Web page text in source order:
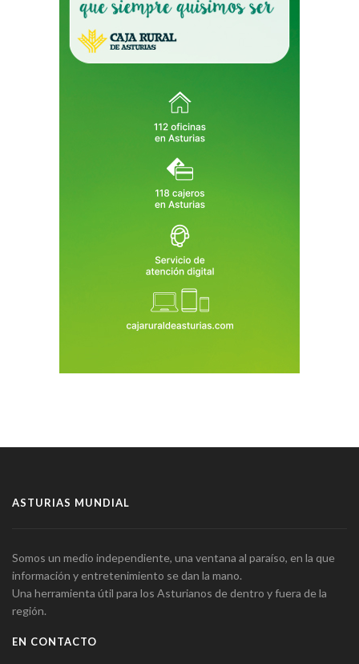
ASTURIAS MUNDIAL
Somos un medio independiente, una ventana al paraíso, en la que
información y entretenimiento se dan la mano.
Una herramienta útil para los Asturianos de dentro y fuera de la
región.
EN CONTACTO